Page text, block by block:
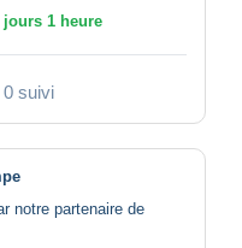
jours 1 heure
0 suivi
notre partenaire de